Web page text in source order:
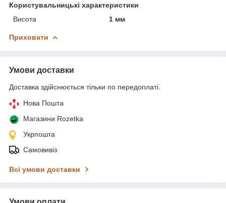
Користувальницькі характеристики
Висота
1 мм
Приховати
Умови доставки
Доставка здійснюється тільки по передоплаті.
Нова Пошта
Магазини Rozetka
Укрпошта
Самовивіз
Всі умови доставки